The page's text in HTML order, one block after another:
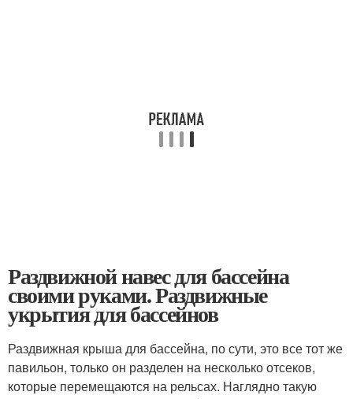
Раздвижной навес для бассейна
своими руками. Раздвижные
укрытия для бассейнов
Раздвижная крыша для бассейна, по сути, это все тот же
павильон, только он разделен на несколько отсеков,
которые перемещаются на рельсах. Наглядно такую